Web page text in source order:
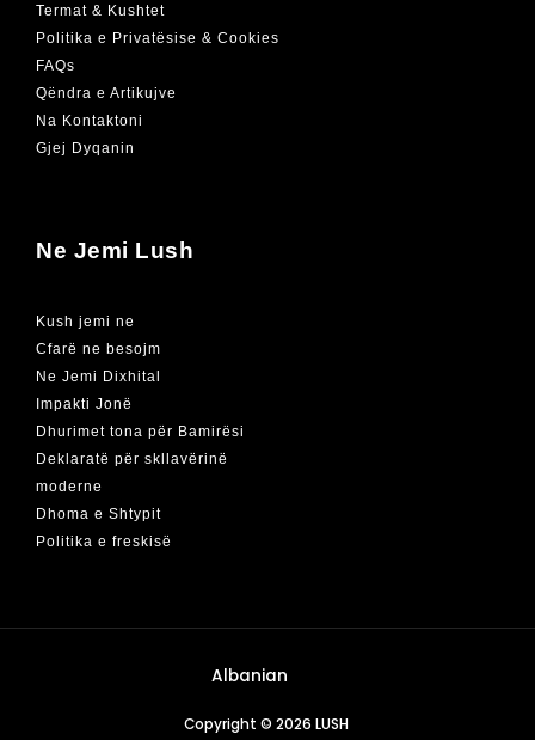
Termat & Kushtet
Politika e Privatësise & Cookies
FAQs
Qëndra e Artikujve
Na Kontaktoni
Gjej Dyqanin
Ne Jemi Lush
Kush jemi ne
Cfarë ne besojm
Ne Jemi Dixhital
Impakti Jonë
Dhurimet tona për Bamirësi
Deklaratë për skllavërinë
moderne
Dhoma e Shtypit
Politika e freskisë
Albanian
Copyright © 2026 LUSH